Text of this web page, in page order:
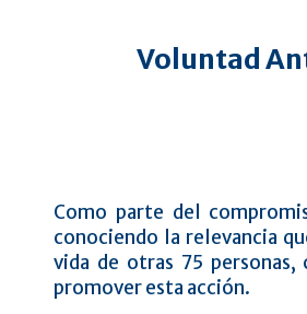
Voluntad
Como parte del
conociendo la relevancia
vida de otras 75
promover esta acción.